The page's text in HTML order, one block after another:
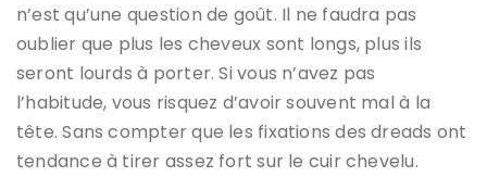
n’est qu’une question de goût. Il ne faudra pas
oublier que plus les cheveux sont longs, plus ils
seront lourds à porter. Si vous n’avez pas
l’habitude, vous risquez d’avoir souvent mal à la
tête. Sans compter que les fixations des dreads ont
tendance à tirer assez fort sur le cuir chevelu.